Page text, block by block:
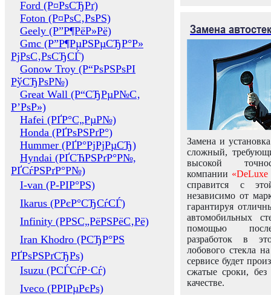
Ford (Р¤РѕСЂРґ)
Foton (Р¤РѕС‚РѕРЅ)
Geely (Р”Р¶РёР»Рё)
Gmc (Р”Р¶РµРЅРµСЂР°Р»
РјРѕС‚РѕСЂСЃ)
Gonow Troy (Р“РѕРЅРѕРІ
РўСЂРѕР№)
Great Wall (Р“СЂРµР№С‚
Р’РѕР»)
Hafei (РҐР°С„РµР№)
Honda (РҐРѕРЅРґР°)
Hummer (РҐР°РјРјРµСЂ)
Hyndai (РҐСЋРЅРґР°Р№,
РҐСѓРЅРґР°Р№)
I-van (Р-РІР°РЅ)
Ikarus (РРєР°СЂСѓСЃ)
Infinity (РРЅС„РёРЅРёС‚Рё)
Iran Khodro (РСЂР°РЅ
РҐРѕРЅРґСЂРѕ)
Isuzu (РСЃСѓР·Сѓ)
Iveco (РРІРµРєРѕ)
Замена
Замена и
сложный,
высокой
компании «DeLuxe
справится с
независимо от
гарантируя
автомобильных
помощью
разработок в
лобового стекла
сервисе будет
сжатые сроки,
качестве.